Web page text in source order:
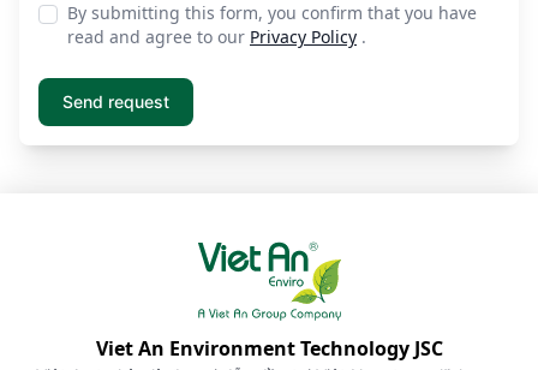
By submitting this form, you confirm that you have
read and agree to our Privacy Policy .
Viet An Environment Technology JSC